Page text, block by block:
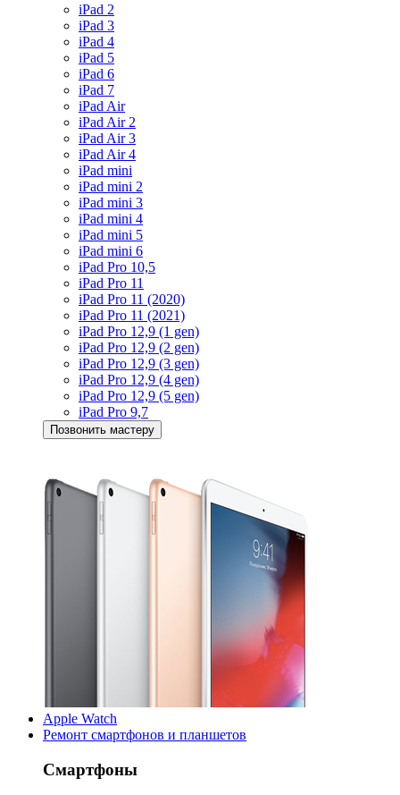
iPad 2
iPad 3
iPad 4
iPad 5
iPad 6
iPad 7
iPad Air
iPad Air 2
iPad Air 3
iPad Air 4
iPad mini
iPad mini 2
iPad mini 3
iPad mini 4
iPad mini 5
iPad mini 6
iPad Pro 10,5
iPad Pro 11
iPad Pro 11 (2020)
iPad Pro 11 (2021)
iPad Pro 12,9 (1 gen)
iPad Pro 12,9 (2 gen)
iPad Pro 12,9 (3 gen)
iPad Pro 12,9 (4 gen)
iPad Pro 12,9 (5 gen)
iPad Pro 9,7
Позвонить мастеру
Apple Watch
Ремонт смартфонов и планшетов
Смартфоны